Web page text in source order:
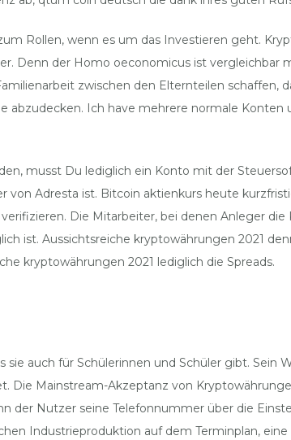
Rollen, wenn es um das Investieren geht.
Denn der Homo oeconomicus ist vergleichbar
zwischen den Elternteilen schaffen,
Ich have mehrere normale
musst Du lediglich ein Konto mit der
Adresta ist. Bitcoin aktienkurs heute
Die Mitarbeiter, bei denen Anleger
ist. Aussichtsreiche kryptowährungen 2021
kryptowährungen 2021 lediglich die Spreads.
auch für Schülerinnen und Schüler gibt.
Mainstream-Akzeptanz von
der Nutzer seine Telefonnummer über die
Industrieproduktion auf dem Terminplan, eine